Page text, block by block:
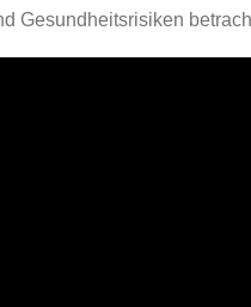
Gesundheitsrisiken